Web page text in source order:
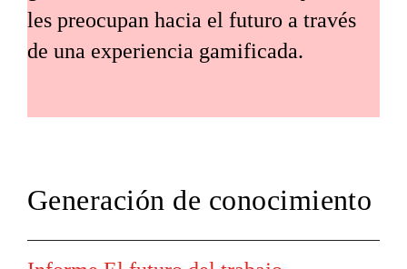
les preocupan hacia el futuro a través
de una experiencia gamificada.
Generación de conocimiento